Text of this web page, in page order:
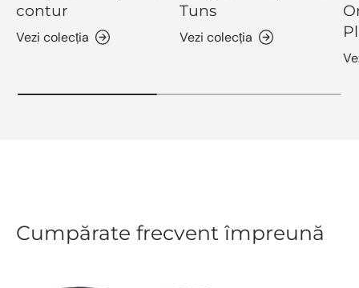
contur
Vezi colecția
Tuns
Vezi colecția
Cumpărate frecvent împreună